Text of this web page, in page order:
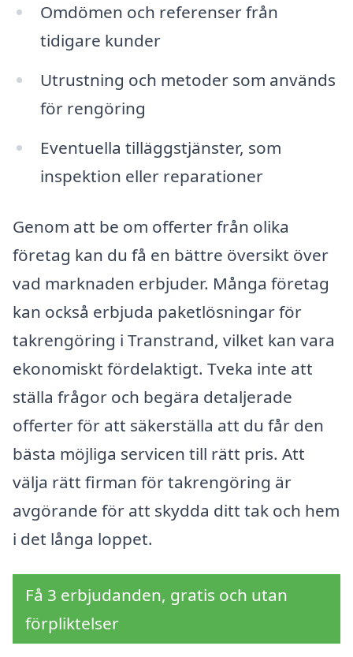
Omdömen och referenser från
tidigare kunder
Utrustning och metoder som används
för rengöring
Eventuella tilläggstjänster, som
inspektion eller reparationer
Genom att be om offerter från olika
företag kan du få en bättre översikt över
vad marknaden erbjuder. Många företag
kan också erbjuda paketlösningar för
takrengöring i Transtrand, vilket kan vara
ekonomiskt fördelaktigt. Tveka inte att
ställa frågor och begära detaljerade
offerter för att säkerställa att du får den
bästa möjliga servicen till rätt pris. Att
välja rätt firman för takrengöring är
avgörande för att skydda ditt tak och hem
i det långa loppet.
Få 3 erbjudanden, gratis och utan
förpliktelser